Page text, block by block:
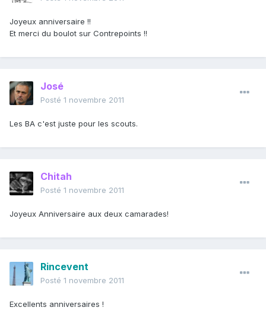
Joyeux anniversaire !!
Et merci du boulot sur Contrepoints !!
José
Posté 1 novembre 2011
Les BA c'est juste pour les scouts.
Chitah
Posté 1 novembre 2011
Joyeux Anniversaire aux deux camarades!
Rincevent
Posté 1 novembre 2011
Excellents anniversaires !